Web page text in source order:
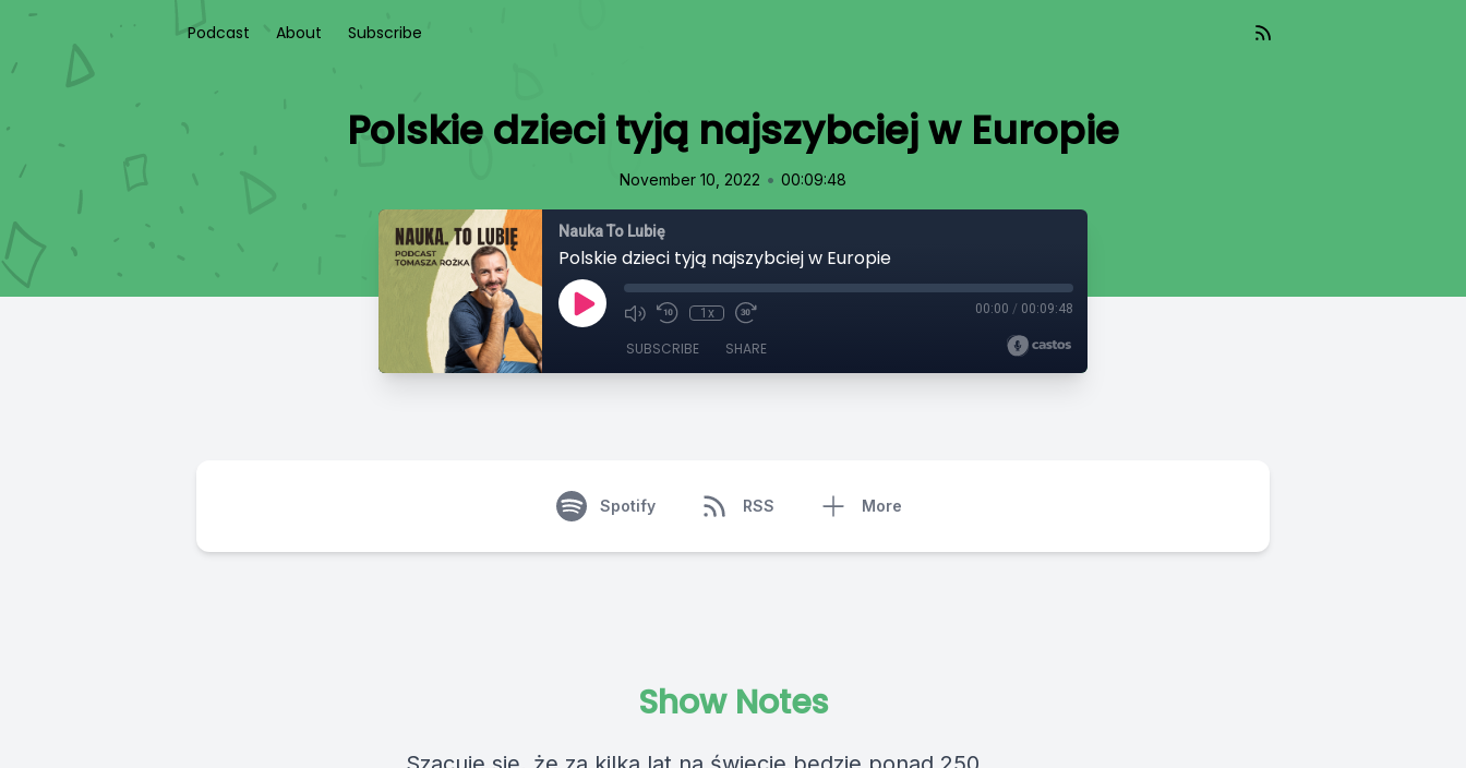
Podcast About Subscribe
Polskie dzieci tyją najszybciej w Europie
November 10, 2022 • 00:09:48
Nauka To Lubię
Polskie dzieci tyją najszybciej w Europie
1x 00:00 / 00:09:48
SUBSCRIBE SHARE
Spotify RSS More
Show Notes